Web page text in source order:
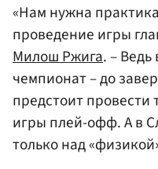
«Нам нужна
проведение игры
Милош Ржига. –
чемпионат – до
предстоит провести
игры плей-офф. А в
только над